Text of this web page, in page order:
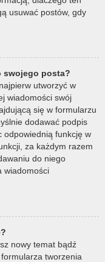
usuwać postów, gdy
swojego posta?
utworzyć w
wiadomości swój
się w formularzu
dodawać podpis
odpowiednią funkcję w
za każdym razem
do niego
wiadomości
nowy temat bądź
tworzenia